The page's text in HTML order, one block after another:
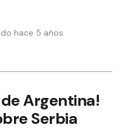
hace 5 años
Argentina!
Serbia